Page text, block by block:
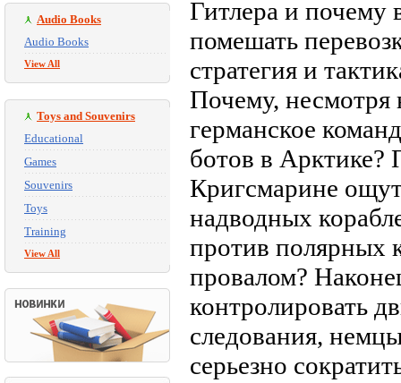
Audio Books
Audio Books
View All
Toys and Souvenirs
Educational
Games
Souvenirs
Toys
Training
View All
Гитлера и почему
помешать
стратегия и
Почему, несмотря
германское
ботов в Арктике?
Кригсмарине
надводных
против полярных
провалом?
контролировать
следования,
серьезно